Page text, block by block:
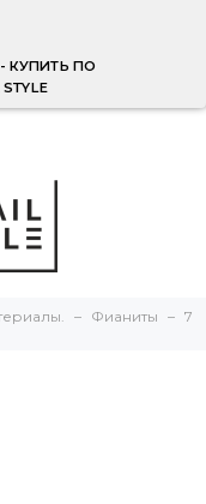
КУПИТЬ ПО
Фианиты
7